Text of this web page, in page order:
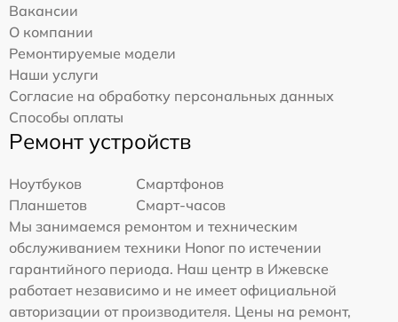
Вакансии
О компании
Ремонтируемые модели
Наши услуги
Согласие на обработку персональных данных
Способы оплаты
Ремонт устройств
Ноутбуков
Смартфонов
Планшетов
Смарт-часов
Мы занимаемся ремонтом и техническим
обслуживанием техники Honor по истечении
гарантийного периода. Наш центр в Ижевске
работает независимо и не имеет официальной
авторизации от производителя. Цены на ремонт,